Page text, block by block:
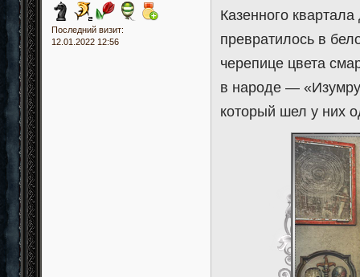
Последний визит:
12.01.2022 12:56
Казенного
превратилось в
черепице цвета
в народе —
который шел у них